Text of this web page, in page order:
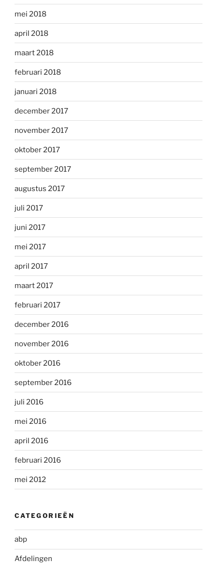
mei 2018
april 2018
maart 2018
februari 2018
januari 2018
december 2017
november 2017
oktober 2017
september 2017
augustus 2017
juli 2017
juni 2017
mei 2017
april 2017
maart 2017
februari 2017
december 2016
november 2016
oktober 2016
september 2016
juli 2016
mei 2016
april 2016
februari 2016
mei 2012
CATEGORIEËN
abp
Afdelingen